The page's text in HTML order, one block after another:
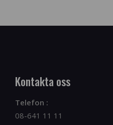
Kontakta oss
Telefon :
08-641 11 11